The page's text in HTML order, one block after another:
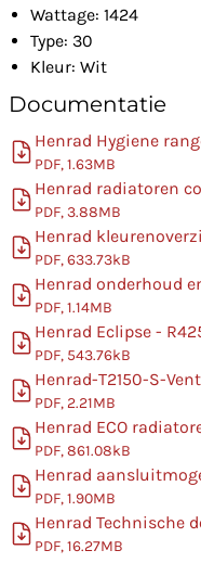
Wattage: 1424
Type: 30
Kleur: Wit
Documentatie
Henrad Hygiene
PDF, 1.63MB
Henrad radiatoren
PDF, 3.88MB
Henrad
PDF, 633.73kB
Henrad onderhoud
PDF, 1.14MB
Henrad Eclipse -
PDF, 543.76kB
Henrad-T2150-S-
PDF, 2.21MB
Henrad ECO
PDF, 861.08kB
Henrad
PDF, 1.90MB
Henrad Technische
PDF, 16.27MB